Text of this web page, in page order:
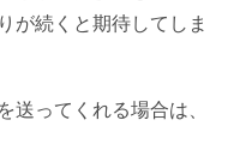
が続くと期待してしま
送ってくれる場合は、